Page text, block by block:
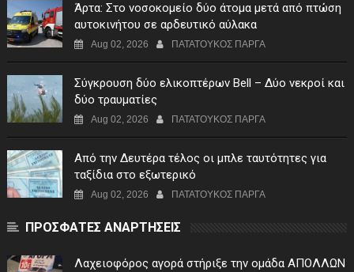
Άρτα: Στο νοσοκομείο δύο άτομα μετά από πτώση
αυτοκινήτου σε αρδευτικό αύλακα
Aug 02, 2026 ΠΑΤΑΤΟΥΚΟΣ ΠΑΡΓΑ
Σύγκρουση δύο ελικοπτέρων Bell – Δύο νεκροί και
δύο τραυματίες
Aug 02, 2026 ΠΑΤΑΤΟΥΚΟΣ ΠΑΡΓΑ
Από την Δευτέρα τέλος οι μπλε ταυτότητες για
ταξίδια στο εξωτερικό
Aug 02, 2026 ΠΑΤΑΤΟΥΚΟΣ ΠΑΡΓΑ
ΠΡΟΣΦΑΤΕΣ ΑΝΑΡΤΗΣΕΙΣ
Λαχειοφόρος αγορά στήριξε την ομάδα ΑΠΟΛΛΩΝ